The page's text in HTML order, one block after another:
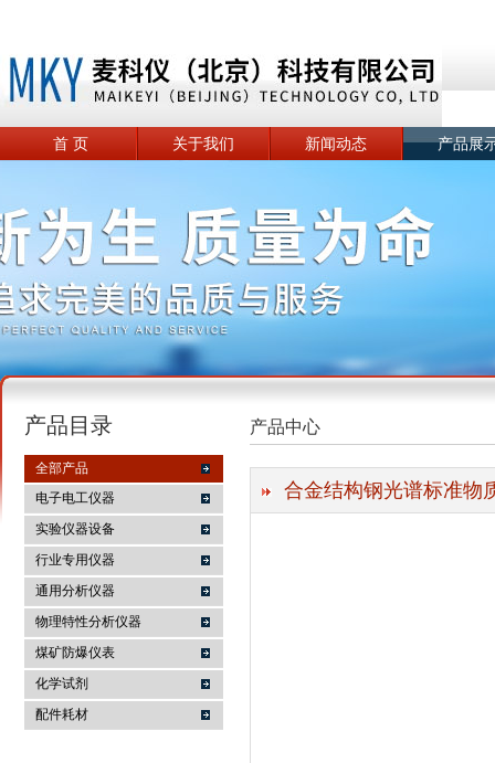
麦科仪（北京）科技有限公司
首 页 关于我们 新闻动态 产品展
产品目录
全部产品
电子电工仪器
实验仪器设备
行业专用仪器
通用分析仪器
物理特性分析仪器
煤矿防爆仪表
化学试剂
配件耗材
产品中心
合金结构钢光谱标准物